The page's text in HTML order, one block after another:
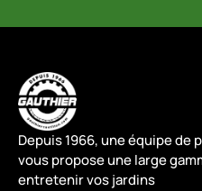
Depuis 1966, une équipe
vous propose une large
entretenir vos jardins